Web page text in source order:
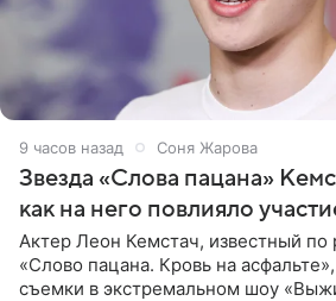
9 часов назад Соня Жарова
Звезда «Слова пацана»
как на него повлияло
Актер Леон Кемстач, известный по
«Слово пацана. Кровь на
съемки в экстремальном шоу